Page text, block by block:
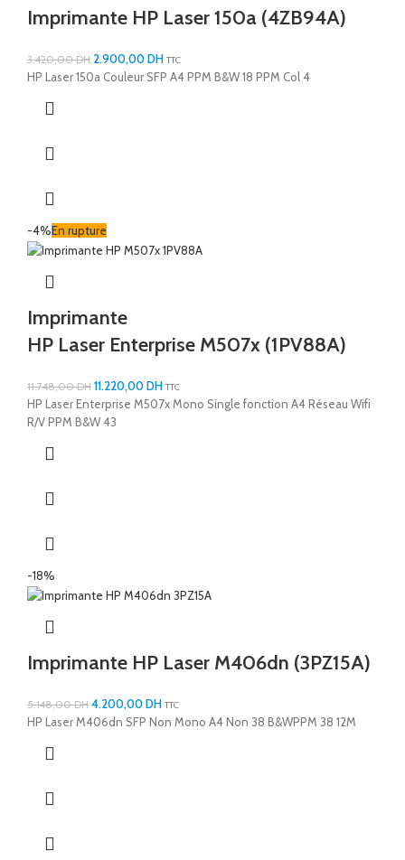
Imprimante HP Laser 150a (4ZB94A)
3.420,00DH 2.900,00DH TTC
HP Laser 150a Couleur SFP A4 PPM B&W 18 PPM Col 4
-4%En rupture
Imprimante
HP Laser Enterprise M507x (1PV88A)
11.748,00DH 11.220,00DH TTC
HP Laser Enterprise M507x Mono Single fonction A4 Réseau Wifi
R/V PPM B&W 43
-18%
Imprimante HP Laser M406dn (3PZ15A)
5.148,00DH 4.200,00DH TTC
HP Laser M406dn SFP Non Mono A4 Non 38 B&WPPM 38 12M